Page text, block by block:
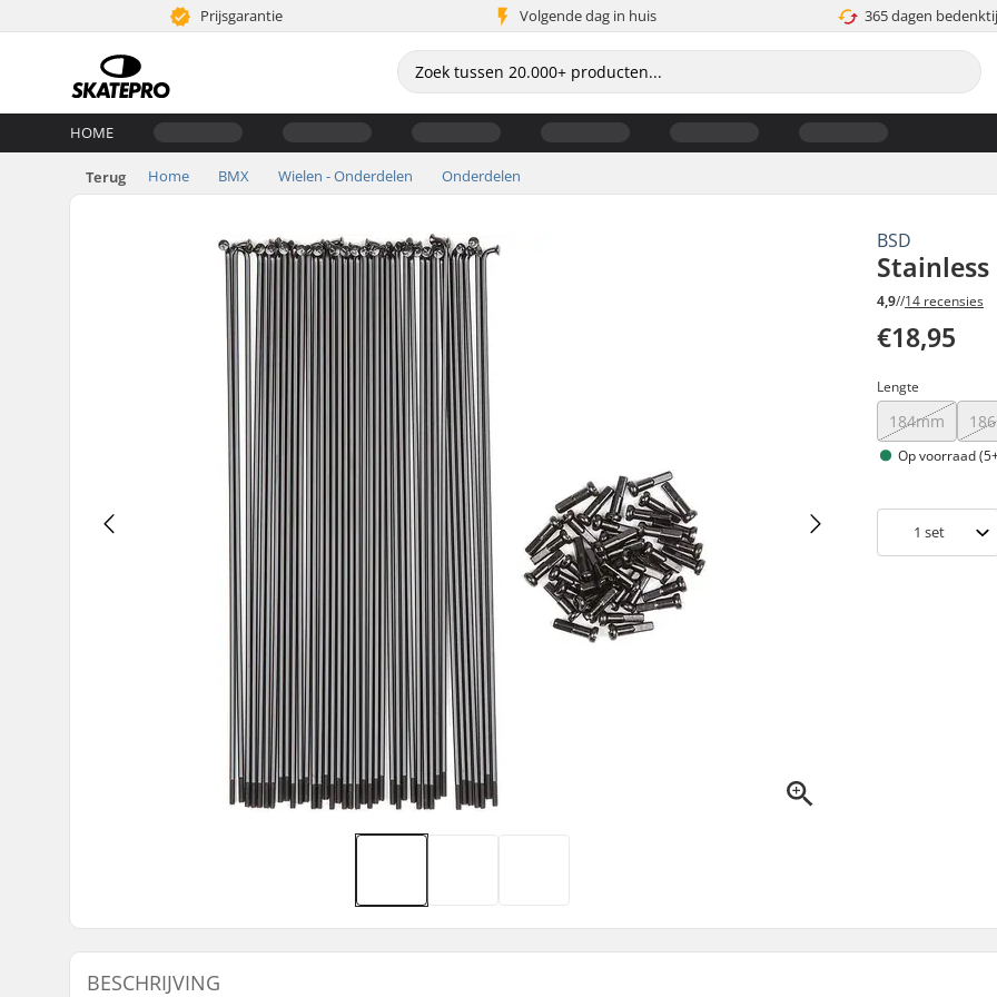
Prijsgarantie Volgende dag in huis 365 dagen
HOME
Terug Home BMX Wielen - Onderdelen Onderdelen
BSD
Stainless
4,9//14 recensies
€18,95
Lengte
184mm
Op voorraad
1 set
BESCHRIJVING